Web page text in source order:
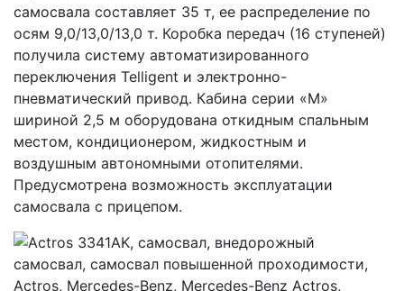
самосвала составляет 35 т, ее распределение по
осям 9,0/13,0/13,0 т. Коробка передач (16 ступеней)
получила систему автоматизированного
переключения Telligent и электронно-
пневматический привод. Кабина серии «М»
шириной 2,5 м оборудована откидным спальным
местом, кондиционером, жидкостным и
воздушным автономными отопителями.
Предусмотрена возможность эксплуатации
самосвала с прицепом.